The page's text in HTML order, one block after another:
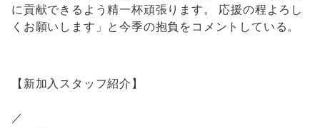
に貢献できるよう精一杯頑張ります。 応援の程よろし
くお願いします」と今季の抱負をコメントしている。
【新加入スタッフ紹介】
／